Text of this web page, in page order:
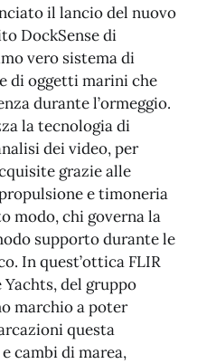
il lancio del nuovo
DockSense di
vero sistema di
di oggetti marini che
durante l’ormeggio.
la tecnologia di
dei video, per
grazie alle
e timoneria
modo, chi governa la
supporto durante le
In quest’ottica FLIR
del gruppo
marchio a poter
questa
cambi di marea,